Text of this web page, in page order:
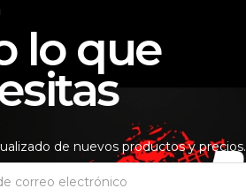
lo que
de nuevos productos y precios.